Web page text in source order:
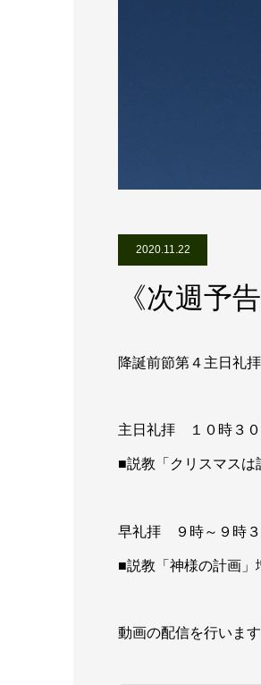
2020.11.22
《次週予
降誕前節第４主日礼拝
主日礼拝 １０時３
■説教「クリスマスは
早礼拝 ９時～９時
■説教「神様の計画」
動画の配信を行いま